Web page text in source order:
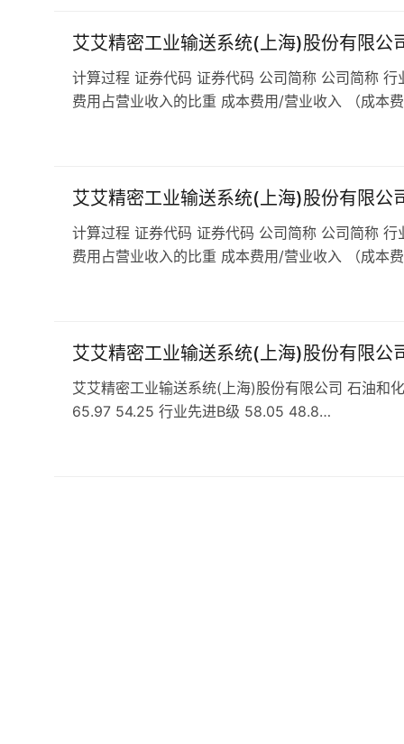
艾艾精密工业输送系统(上海)股份有限公
计算过程 证券代码 证券代码 公司简称 公司简称
费用占营业收入的比重 成本费用/营业收入 （成本
艾艾精密工业输送系统(上海)股份有限公
计算过程 证券代码 证券代码 公司简称 公司简称
费用占营业收入的比重 成本费用/营业收入 （成本
艾艾精密工业输送系统(上海)股份有限公
艾艾精密工业输送系统(上海)股份有限公司 石油和
65.97 54.25 行业先进B级 58.05 48.8…